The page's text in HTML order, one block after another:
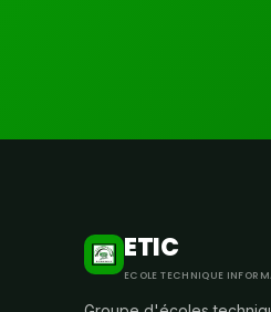
ETIC
ECOLE TECHNIQUE